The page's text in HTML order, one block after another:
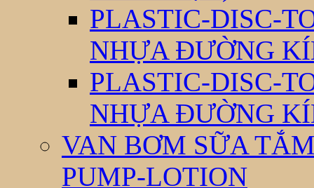
PLASTIC-DISC-
NHỰA ĐƯỜNG
PLASTIC-DISC-
NHỰA ĐƯỜNG
VAN BƠM SỮA
PUMP-LOTION